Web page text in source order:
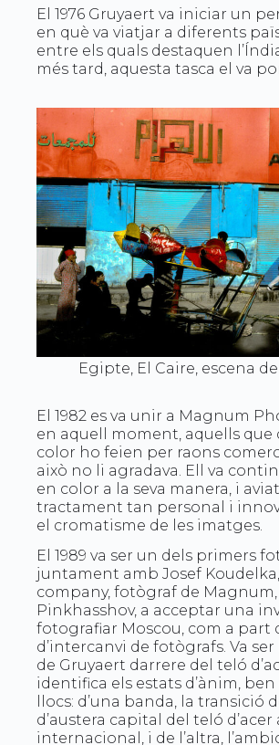
El 1976 Gruyaert va iniciar un
en què va viatjar a diferents
entre els quals destaquen
més tard, aquesta tasca el va
Egipte, El Caire, escena
El 1982 es va unir a Magnum
en aquell moment, aquells que
color ho feien per raons
això no li agradava. Ell va
en color a la seva manera, i
tractament tan personal i
el cromatisme de les imatges.
El 1989 va ser un dels primers
juntament amb Josef
company, fotògraf de
Pinkhasshov, a acceptar una
fotografiar Moscou, com a part
d’intercanvi de fotògrafs. Va
de Gruyaert darrere del teló
identifica els estats d’ànim,
llocs: d’una banda, la transició
d’austera capital del teló
internacional, i de l’altra,